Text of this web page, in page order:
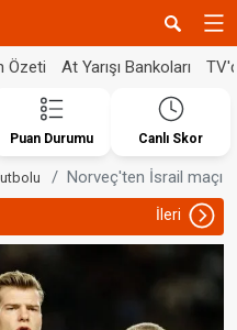
Özeti At Yarışı Bankoları
Puan Durumu Canlı Skor
Norveç'ten İsrail maçı
İleri